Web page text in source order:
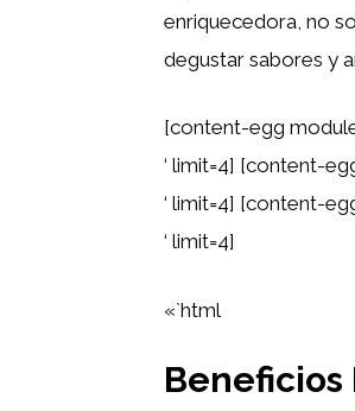
enriquecedora, no
degustar sabores y
[content-egg
‘ limit=4] [content-
‘ limit=4] [content-
‘ limit=4]
«`html
Beneficios